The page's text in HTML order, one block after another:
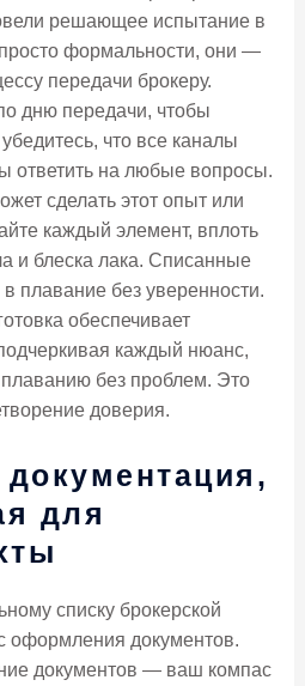
решающее испытание в
формальности, они —
передачи брокеру.
дню передачи, чтобы
что все каналы
ответить на любые вопросы.
сделать этот опыт или
каждый элемент, вплоть
и блеска лака. Списанные
плавание без уверенности.
обеспечивает
каждый нюанс,
плаванию без проблем. Это
доверия.
для
списку брокерской
оформления документов.
документов — ваш компас